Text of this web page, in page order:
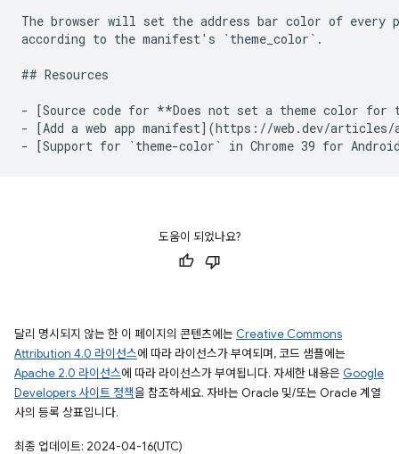
The browser will set the address bar color of every
according to the manifest's `theme_color `.
## Resources
- [Source code for **Does not set a theme color for
- [Add a web app manifest](https://web.dev/articles/
- [Support for `theme-color ` in Chrome 39 for
도움이 되었나요?
달리 명시되지 않는 한 이 페이지의 콘텐츠에는 Creative Commons
Attribution 4.0 라이선스에 따라 라이선스가 부여되며, 코드 샘플에는
Apache 2.0 라이선스에 따라 라이선스가 부여됩니다. 자세한 내용은 Google
Developers 사이트 정책을 참조하세요. 자바는 Oracle 및/또는 Oracle 계열
사의 등록 상표입니다.
최종 업데이트: 2024-04-16(UTC)